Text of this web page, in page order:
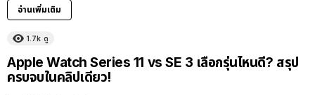
อ่านเพิ่มเติม
1.7k ดู
Apple Watch Series 11 vs SE 3 เลือกรุ่นไหนดี? สรุป
ครบจบในคลิปเดียว!